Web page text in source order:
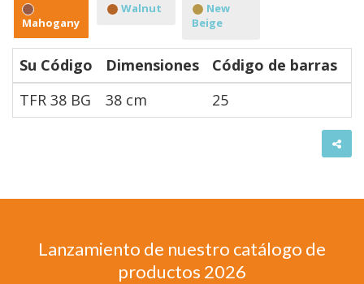
Mahogany
Walnut
New
Beige
Su Código Dimensiones Código de barras
TFR 38 BG
38 cm 25
Lanzamiento de nuestro catálogo de
productos 2026